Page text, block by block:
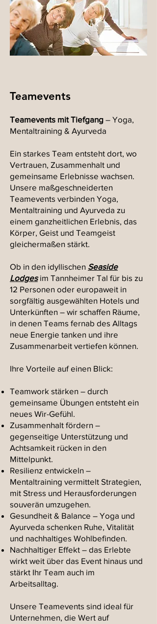
Teamevents
Teamevents mit Tiefgang – Yoga,
Mentaltraining & Ayurveda
Ein starkes Team entsteht dort, wo
Vertrauen, Zusammenhalt und
gemeinsame Erlebnisse wachsen.
Unsere maßgeschneiderten
Teamevents verbinden Yoga,
Mentaltraining und Ayurveda zu
einem ganzheitlichen Erlebnis, das
Körper, Geist und Teamgeist
gleichermaßen stärkt.
Ob in den idyllischen Seaside
Lodgesim Tannheimer Tal für bis zu
12 Personen oder europaweit in
sorgfältig ausgewählten Hotels und
Unterkünften – wir schaffen Räume,
in denen Teams fernab des Alltags
neue Energie tanken und ihre
Zusammenarbeit vertiefen können.
Ihre Vorteile auf einen Blick:
Teamwork stärken – durch
gemeinsame Übungen entsteht ein
neues Wir-Gefühl.
Zusammenhalt fördern –
gegenseitige Unterstützung und
Achtsamkeit rücken in den
Mittelpunkt.
Resilienz entwickeln –
Mentaltraining vermittelt Strategien,
mit Stress und Herausforderungen
souverän umzugehen.
Gesundheit & Balance – Yoga und
Ayurveda schenken Ruhe, Vitalität
und nachhaltiges Wohlbefinden.
Nachhaltiger Effekt – das Erlebte
wirkt weit über das Event hinaus und
stärkt Ihr Team auch im
Arbeitsalltag.
Unsere Teamevents sind ideal für
Unternehmen, die Wert auf